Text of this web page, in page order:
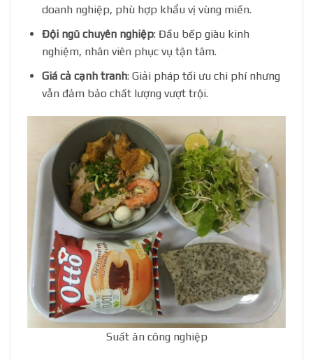
doanh nghiệp, phù hợp khẩu vị vùng miền.
Đội ngũ chuyên nghiệp: Đầu bếp giàu kinh
nghiệm, nhân viên phục vụ tận tâm.
Giá cả cạnh tranh: Giải pháp tối ưu chi phí nhưng
vẫn đảm bảo chất lượng vượt trội.
Suất ăn công nghiệp